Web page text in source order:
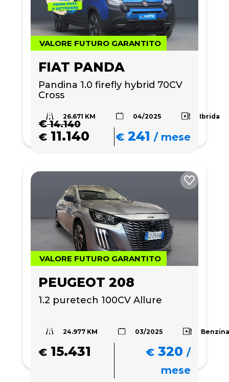
VALORE FUTURO GARANTITO
FIAT PANDA
Pandina 1.0 firefly hybrid 70CV
Cross
26.671 KM 04/2025 Ibrida
€14.140
€ 11.140 € 241 /mese
VALORE FUTURO GARANTITO
PEUGEOT 208
1.2 puretech 100CV Allure
24.977 KM 03/2025
€ 15.431 € 320 /
mese